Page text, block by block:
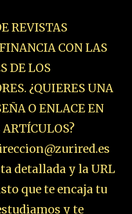
REVISTAS
CON LAS
DE LOS
¿QUIERES UNA
O ENLACE EN
ARTÍCULOS?
detallada y la URL
que te encaja tu
y te